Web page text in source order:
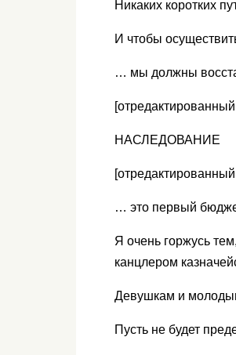
Никаких коротких
И чтобы
… мы должны
НАСЛЕДОВАНИЕ
… это первый
Я очень горжусь
канцлером
Девушкам и
Пусть не будет